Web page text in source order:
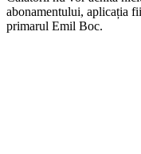
abonamentului, aplicația
primarul Emil Boc.